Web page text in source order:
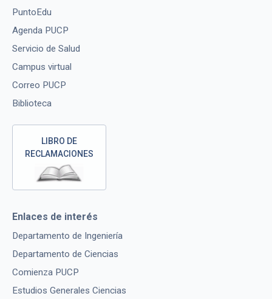
PuntoEdu
Agenda PUCP
Servicio de Salud
Campus virtual
Correo PUCP
Biblioteca
LIBRO DE
RECLAMACIONES
Enlaces de interés
Departamento de Ingeniería
Departamento de Ciencias
Comienza PUCP
Estudios Generales Ciencias